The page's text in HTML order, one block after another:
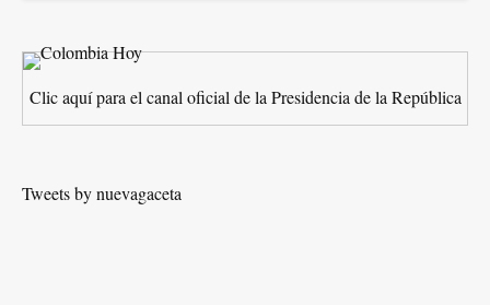
Clic aquí para el canal oficial de la Presidencia de la República
Tweets by nuevagaceta